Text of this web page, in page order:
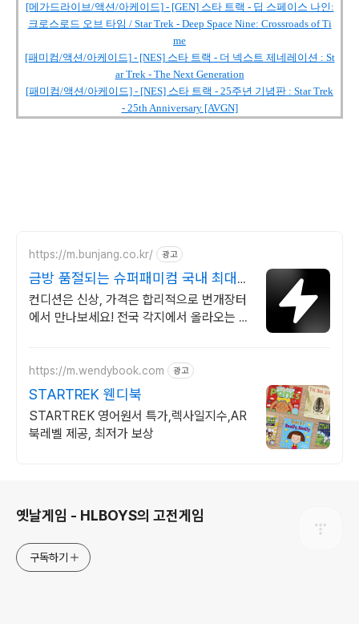
[메가드라이브/액션/아케이드] - [GEN] 스타 트랙 - 딥 스페이스 나인:
크로스로드 오브 타임 / Star Trek - Deep Space Nine: Crossroads of Ti
me
[패미컴/액션/아케이드] - [NES] 스타 트랙 - 더 넥스트 제네레이션 : St
ar Trek - The Next Generation
[패미컴/액션/아케이드] - [NES] 스타 트랙 - 25주년 기념판 : Star Trek
- 25th Anniversary [AVGN]
https://m.bunjang.co.kr/ 광고
금방 품절되는 슈퍼패미컴 국내 최대
브랜드 중고거래
컨디션은 신상, 가격은 합리적으로 번개장터
에서 만나보세요! 전국 각지에서 올라오는 전
https://m.wendybook.com 광고
STARTREK 웬디북
STARTREK 영어원서 특가,렉사일지수,AR
북레벨 제공, 최저가 보상
옛날게임 - HLBOYS의 고전게임
구독하기